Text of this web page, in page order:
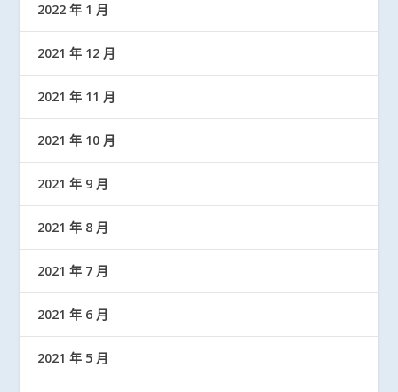
2022 年 1 月
2021 年 12 月
2021 年 11 月
2021 年 10 月
2021 年 9 月
2021 年 8 月
2021 年 7 月
2021 年 6 月
2021 年 5 月